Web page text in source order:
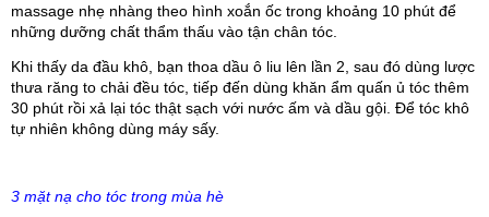
massage nhẹ nhàng theo hình xoắn ốc trong khoảng 10 phút để
những dưỡng chất thẩm thấu vào tận chân tóc.
Khi thấy da đầu khô, bạn thoa dầu ô liu lên lần 2, sau đó dùng lược
thưa răng to chải đều tóc, tiếp đến dùng khăn ẩm quấn ủ tóc thêm
30 phút rồi xả lại tóc thật sạch với nước ấm và dầu gội. Để tóc khô
tự nhiên không dùng máy sấy.
3 mặt nạ cho tóc trong mùa hè